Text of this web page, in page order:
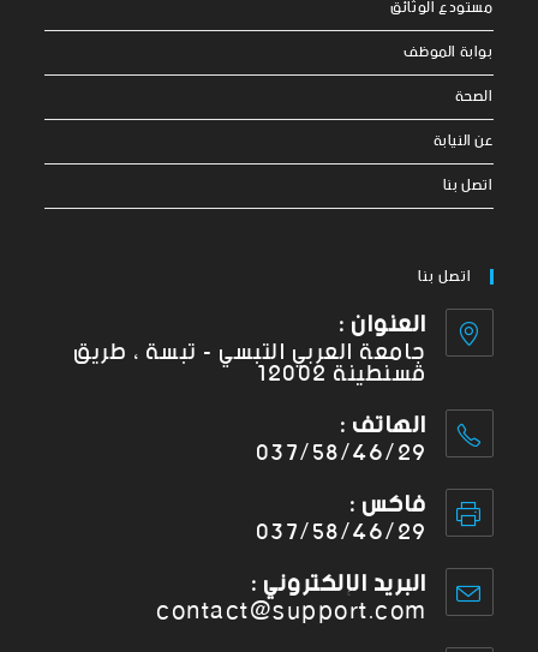
مستودع الوثائق
بوابة الموظف
الصحة
عن النيابة
اتصل بنا
اتصل بنا
العنوان :
جامعة العربي التبسي - تبسة ، طريق
قسنطينة 12002
الهاتف :
037/58/46/29
فاكس :
037/58/46/29
البريد الإلكتروني :
contact@support.com